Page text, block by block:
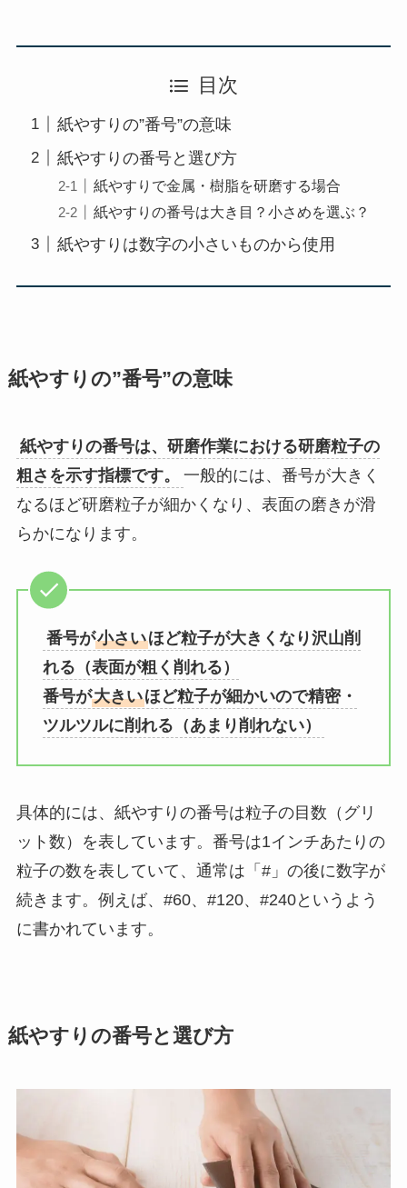
目次
紙やすりの”番号”の意味
紙やすりの番号と選び方
紙やすりで金属・樹脂を研磨する場合
紙やすりの番号は大き目？小さめを選ぶ？
紙やすりは数字の小さいものから使用
紙やすりの”番号”の意味
紙やすりの番号は、研磨作業における研磨粒子の
粗さを示す指標です。
一般的には、番号が大きく
なるほど研磨粒子が細かくなり、表面の磨きが滑
らかになります。
番号が小さいほど粒子が大きくなり沢山削
れる（表面が粗く削れる）
番号が大きいほど粒子が細かいので精密・
ツルツルに削れる（あまり削れない）
具体的には、紙やすりの番号は粒子の目数（グリ
ット数）を表しています。番号は1インチあたりの
粒子の数を表していて、通常は「#」の後に数字が
続きます。例えば、#60、#120、#240というよう
に書かれています。
紙やすりの番号と選び方